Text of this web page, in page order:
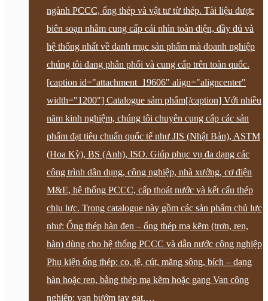
ngành PCCC, ống thép và vật tư từ thép. Tài liệu được
biên soạn nhằm cung cấp cái nhìn toàn diện, đầy đủ và
hệ thống nhất về danh mục sản phẩm mà doanh nghiệp
chúng tôi đang phân phối và cung cấp trên toàn quốc.
[caption id="attachment_19606" align="aligncenter"
width="1200"] Catalogue sảm phẩm[/caption] Với nhiều
năm kinh nghiệm, chúng tôi chuyên cung cấp các sản
phẩm đạt tiêu chuẩn quốc tế như JIS (Nhật Bản), ASTM
(Hoa Kỳ), BS (Anh), ISO. Giúp phục vụ đa dạng các
công trình dân dụng, công nghiệp, nhà xưởng, cơ điện
M&E, hệ thống PCCC, cấp thoát nước và kết cấu thép
chịu lực. Trong catalogue này gồm các sản phẩm chủ lực
như: Ống thép hàn đen – ống thép mạ kẽm (trơn, ren,
hàn) dùng cho hệ thống PCCC và dẫn nước công nghiệp
Phụ kiện ống thép: co, tê, cút, măng sông, bích – dạng
hàn hoặc ren, bằng thép mạ kẽm hoặc gang Van công
nghiệp: van bướm tay gạt,…